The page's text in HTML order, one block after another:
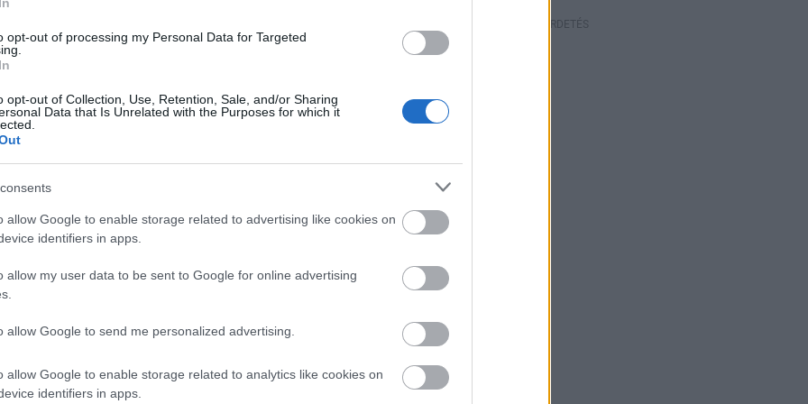
opt-out of processing my Personal Data for Targeted
opt-out of Collection, Use, Retention, Sale, and/or Sharing
Data that Is Unrelated with the Purposes for which it
allow Google to enable storage related to advertising like cookies on
identifiers in apps.
allow my user data to be sent to Google for online advertising
allow Google to send me personalized advertising.
allow Google to enable storage related to analytics like cookies on
identifiers in apps.
maradhat, de még akkor is lesz némi esély
fontos szerep
Országos hírek
Itt az ÉVOSZ megoldása a
HIRDETÉS